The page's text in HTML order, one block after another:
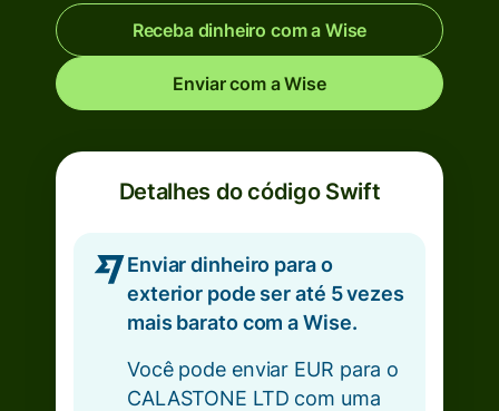
Receba dinheiro com a Wise
Enviar com a Wise
Detalhes do código Swift
Enviar dinheiro para o
exterior pode ser até 5 vezes
mais barato com a Wise.
Você pode enviar EUR para o
CALASTONE LTD com uma